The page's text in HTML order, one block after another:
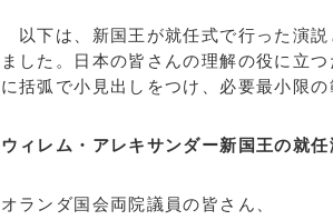
以下は、新国王が就任式で行った演
ました。日本の皆さんの理解の役に立
に括弧で小見出しをつけ、必要最小限
ウィレム・アレキサンダー新国王の就任
オランダ国会両院議員の皆さん、